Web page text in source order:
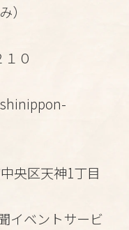
）
０
央区天神1丁目
ベントサービ